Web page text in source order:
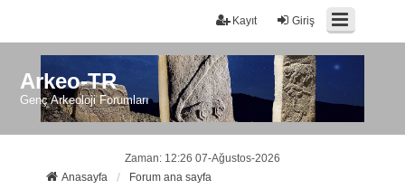
Giriş
Kayıt
Arkeo-TR
Genç Arkeoloji Forumları
Zaman: 12:26 07-Ağustos-2026
Anasayfa
Forum ana sayfa